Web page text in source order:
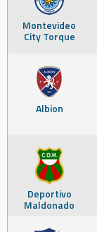
Montevideo
City Torque
Albion
Deportivo
Maldonado